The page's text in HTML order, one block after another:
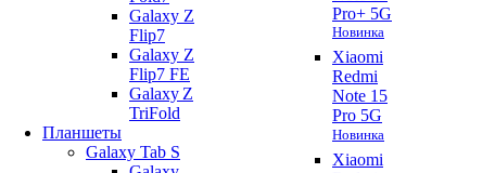
Galaxy Z
Flip7
Galaxy Z
Flip7 FE
Galaxy Z
TriFold
Планшеты
Galaxy Tab S
Pro+ 5G
Новинка
Xiaomi
Redmi
Note 15
Pro 5G
Новинка
Xiaomi